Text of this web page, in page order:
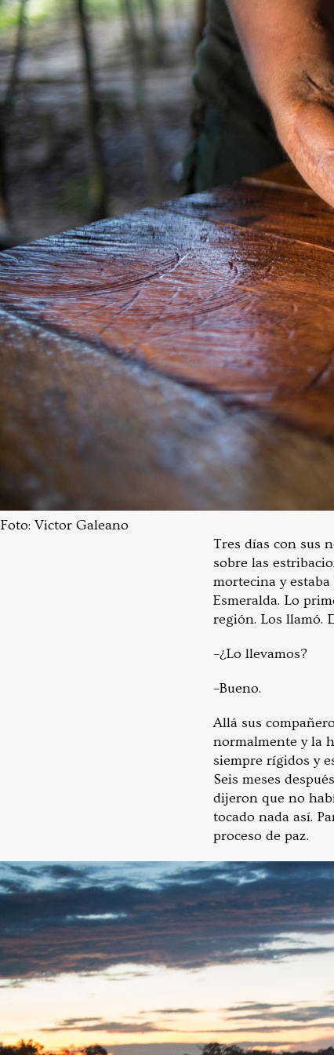
Foto: Victor Galeano
Tres días con sus
sobre las
mortecina y
Esmeralda. Lo
región. Los llamó.
–¿Lo llevamos?
–Bueno.
Allá sus
normalmente y la
siempre rígidos y
Seis meses
dijeron que no
tocado nada así.
proceso de paz.